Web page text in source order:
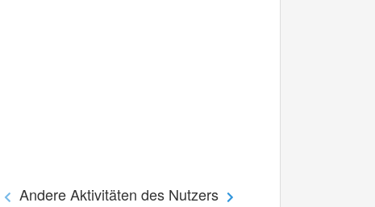
Andere Aktivitäten des Nutzers